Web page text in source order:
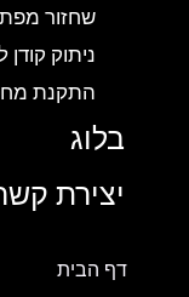
שחזור מפתח
ניתוק קודן לרכב
התקנת מחסום
בלוג
יצירת קשר
דף הבית